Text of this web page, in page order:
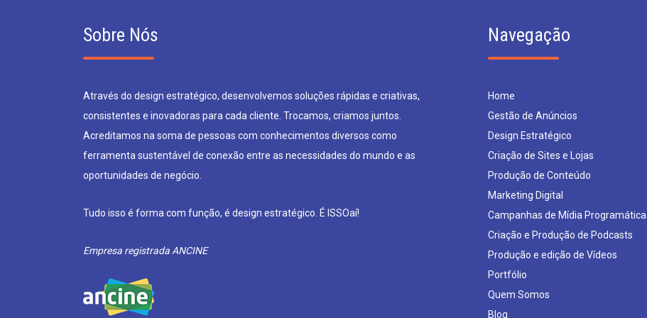
Sobre Nós
Através do design estratégico, desenvolvemos soluções rápidas e criativas,
consistentes e inovadoras para cada cliente. Trocamos, criamos juntos.
Acreditamos na soma de pessoas com conhecimentos diversos como
ferramenta sustentável de conexão entre as necessidades do mundo e as
oportunidades de negócio.
Tudo isso é forma com função, é design estratégico. É ISSOaí!
Empresa registrada ANCINE
Navegação
Home
Gestão de Anúncios
Design Estratégico
Criação de Sites e Lojas
Produção de Conteúdo
Marketing Digital
Campanhas de Mídia Programática
Criação e Produção de Podcasts
Produção e edição de Vídeos
Portfólio
Quem Somos
Blog